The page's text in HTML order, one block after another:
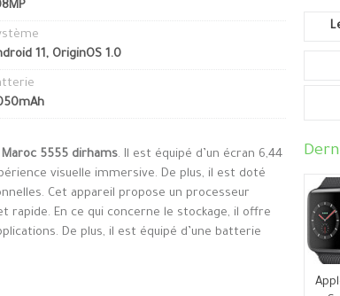
11, OriginOS 1.0
Maroc 5555 dirhams. Il est équipé d’un écran 6,44
visuelle immersive. De plus, il est doté
Cet appareil propose un processeur
rapide. En ce qui concerne le stockage, il offre
De plus, il est équipé d’une batterie